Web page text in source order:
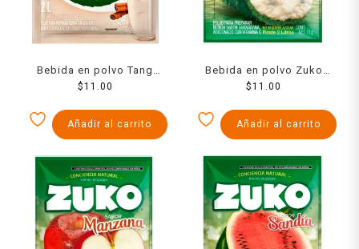
Bebida en polvo Tang
horchata 13 g
$11.00
Añadir al carrito
Bebida en polvo Zuko
sabor guanabana 13 g
$11.00
Añadir al carrito